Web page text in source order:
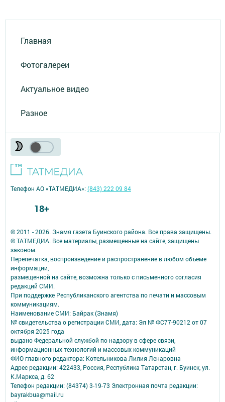
Главная
Фотогалереи
Актуальное видео
Разное
© 2011 - 2026. Знамя газета Буинского района. Все права защищены.
© ТАТМЕДИА. Все материалы, размещенные на сайте, защищены
законом.
Перепечатка, воспроизведение и распространение в любом объеме
информации,
размещенной на сайте, возможна только с письменного согласия
редакций СМИ.
При поддержке Республиканского агентства по печати и массовым
коммуникациям.
Наименование СМИ: Байрак (Знамя)
№ свидетельства о регистрации СМИ, дата: Эл № ФС77-90212 от 07
октября 2025 года
выдано Федеральной службой по надзору в сфере связи,
информационных технологий и массовых коммуникаций
ФИО главного редактора: Котельникова Лилия Ленаровна
Адрес редакции: 422433, Россия, Республика Татарстан, г. Буинск, ул.
К.Маркса, д. 62
Телефон редакции: (84374) 3-19-73 Электронная почта редакции:
bayrakbua@mail.ru
Телефон АО «ТАТМЕДИА»:(843) 222 09 84
18+